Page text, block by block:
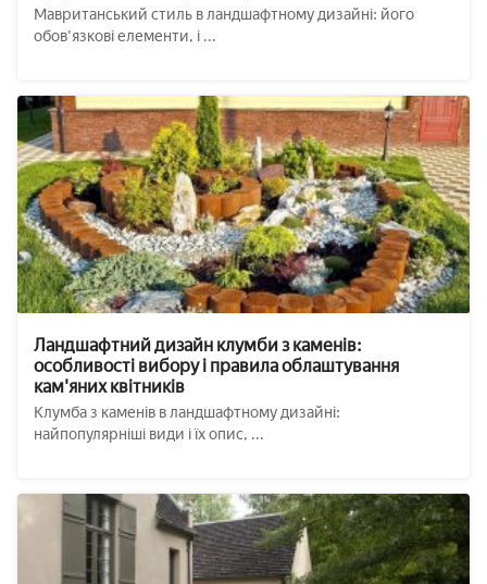
Мавританський стиль в ландшафтному дизайні: його
обов'язкові елементи, і ...
Ландшафтний дизайн клумби з каменів:
особливості вибору і правила облаштування
кам'яних квітників
Клумба з каменів в ландшафтному дизайні:
найпопулярніші види і їх опис, ...